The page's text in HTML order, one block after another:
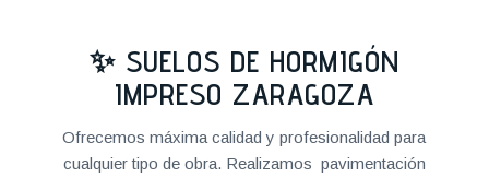
✨ SUELOS DE HORMIGÓN
IMPRESO ZARAGOZA
Ofrecemos máxima calidad y profesionalidad para
cualquier tipo de obra. Realizamos pavimentación